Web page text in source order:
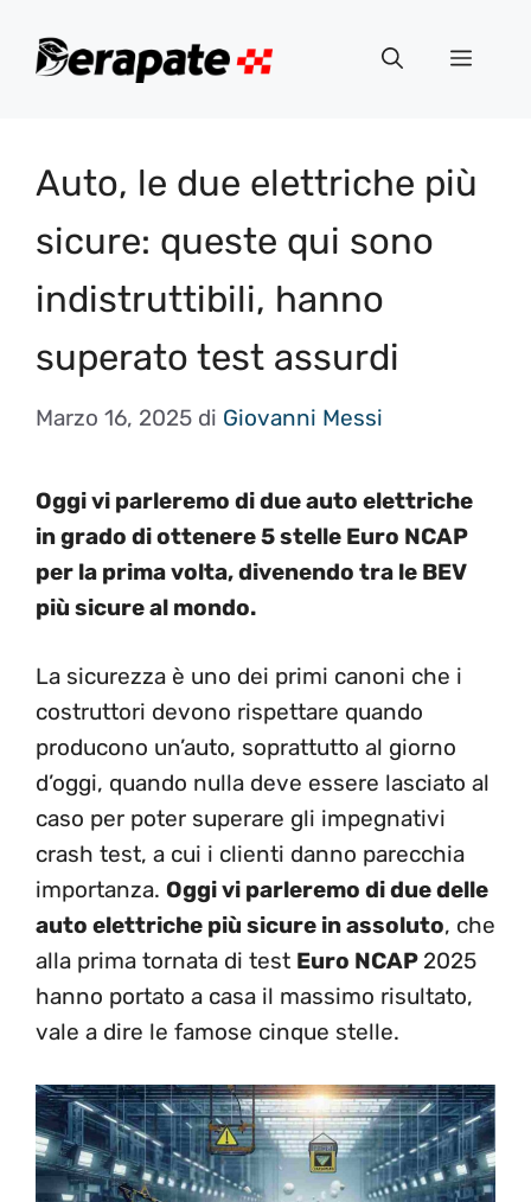
Menu
Auto, le due elettriche più
sicure: queste qui sono
indistruttibili, hanno
superato test assurdi
Marzo 16, 2025 di Giovanni Messi
Oggi vi parleremo di due auto elettriche
in grado di ottenere 5 stelle Euro NCAP
per la prima volta, divenendo tra le BEV
più sicure al mondo.
La sicurezza è uno dei primi canoni che i
costruttori devono rispettare quando
producono un’auto, soprattutto al giorno
d’oggi, quando nulla deve essere lasciato al
caso per poter superare gli impegnativi
crash test, a cui i clienti danno parecchia
importanza. Oggi vi parleremo di due delle
auto elettriche più sicure in assoluto, che
alla prima tornata di test Euro NCAP 2025
hanno portato a casa il massimo risultato,
vale a dire le famose cinque stelle.